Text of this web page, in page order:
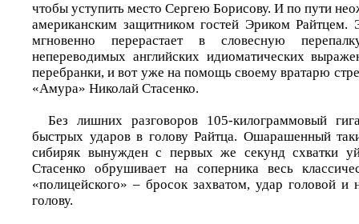
чтобы уступить место Сергею Борисову. И по пути
американским защитником гостей Эриком Райтцем.
мгновенно перерастает в словесную
непереводимых английских идиоматических
перебранки, и вот уже на помощь своему вратарю
«Амура» Николай Стасенко.
Без лишних разговоров 105-килограммовый
быстрых ударов в голову Райтца. Ошарашенный
сибиряк вынужден с первых же секунд схватки
Стасенко обрушивает на соперника весь
«полицейского» – бросок захватом, удар головой и
голову.